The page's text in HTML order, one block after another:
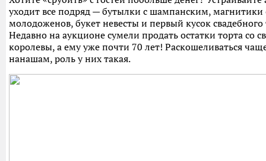
уходит все подряд — бутылки с шампанским,
молодоженов, букет невесты и первый кусок свадебного
Недавно на аукционе сумели продать остатки торта со
королевы, а ему уже почти 70 лет! Раскошеливаться
нанашам, роль у них такая.